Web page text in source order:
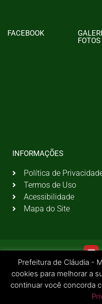
FACEBOOK
FOTOS
INFORMAÇÕES
Política de
Termos de Uso
Acessibilidade
Mapa do Site
Prefeitura de Cláudia -
cookies para melhorar a
continuar você concorda